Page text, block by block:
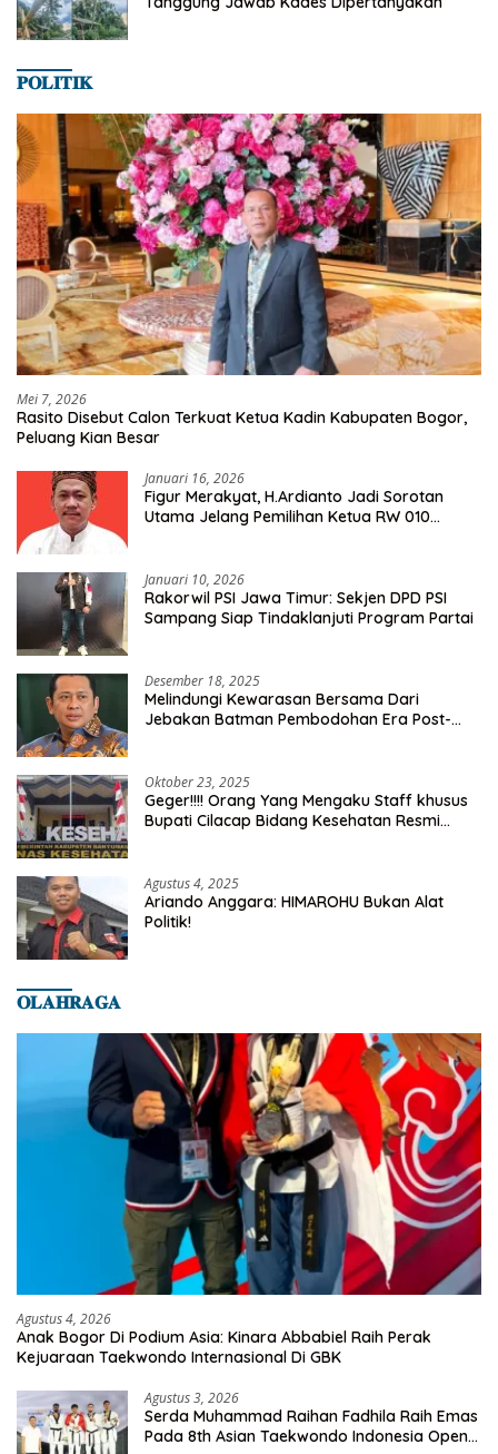
𝐏𝐎𝐋𝐈𝐓𝐈𝐊
Mei 7, 2026
Rasito Disebut Calon Terkuat Ketua Kadin Kabupaten Bogor,
Peluang Kian Besar
Januari 16, 2026
Figur Merakyat, H.Ardianto Jadi Sorotan
Utama Jelang Pemilihan Ketua RW 010
Januari 10, 2026
Rakorwil PSI Jawa Timur: Sekjen DPD PSI
Sampang Siap Tindaklanjuti Program Partai
Desember 18, 2025
Melindungi Kewarasan Bersama Dari
Jebakan Batman Pembodohan Era Post-
Oktober 23, 2025
Geger!!!! Orang Yang Mengaku Staff khusus
Bupati Cilacap Bidang Kesehatan Resmi
Agustus 4, 2025
Ariando Anggara: HIMAROHU Bukan Alat
Politik!
𝐎𝐋𝐀𝐇𝐑𝐀𝐆𝐀
Agustus 4, 2026
Anak Bogor Di Podium Asia: Kinara Abbabiel Raih Perak
Kejuaraan Taekwondo Internasional Di GBK
Agustus 3, 2026
Serda Muhammad Raihan Fadhila Raih Emas
Pada 8th Asian Taekwondo Indonesia Open